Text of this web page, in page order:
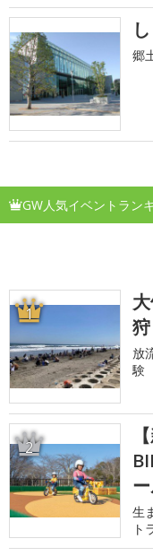
郷
GW人気イベントラン
1
放
験
2
生
ト